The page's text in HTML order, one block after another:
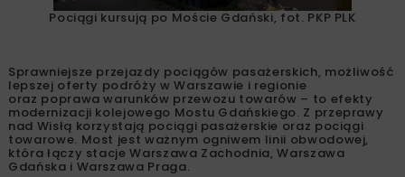
Pociągi kursują po Moście Gdański, fot. PKP PLK
Sprawniejsze przejazdy pociągów pasażerskich, możliwość
lepszej oferty podróży w Warszawie i regionie
oraz poprawa warunków przewozu towarów – to efekty
modernizacji kolejowego Mostu Gdańskiego. Z przeprawy
nad Wisłą korzystają pociągi pasażerskie oraz pociągi
towarowe. Most jest ważnym ogniwem linii obwodowej,
która łączy stacje Warszawa Zachodnia, Warszawa
Gdańska i Warszawa Praga.